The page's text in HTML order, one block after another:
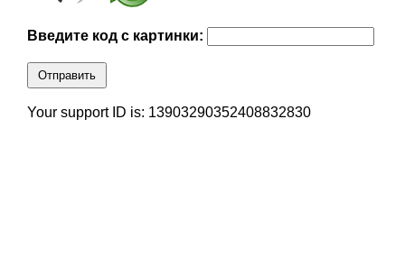
Введите код с картинки:
Отправить
Your support ID is: 13903290352408832830